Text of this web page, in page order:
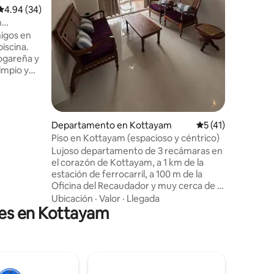
promedio: 4.94 de 5; 34 evaluaciones
4.94 (34)
en
y
y
Departamento en Kottayam Calificación
5 (41)
Piso en Kottayam (espacioso y céntrico)
Lujoso departamento de 3 recámaras en
el corazón de Kottayam, a 1 km de la
estación de ferrocarril, a 100 m de la
Oficina del Recaudador y muy cerca de la
Iglesia de Lourde. Todos los servicios
básicos, incluida una cocina totalmente
equipada con refrigerador, microondas,
Ubicación · Valor · Llegada
en Kottayam